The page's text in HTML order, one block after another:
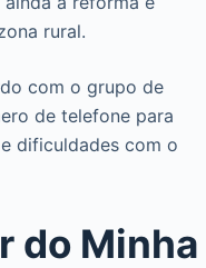
rural.
com o grupo de
de telefone para
dificuldades com o
do Minha